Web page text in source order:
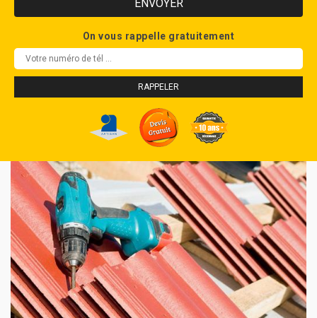
On vous rappelle gratuitement